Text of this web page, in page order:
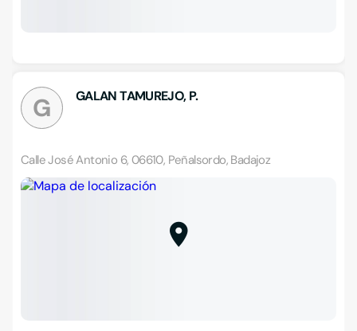
G GALAN TAMUREJO, P.
Calle José Antonio 6, 06610, Peñalsordo, Badajoz